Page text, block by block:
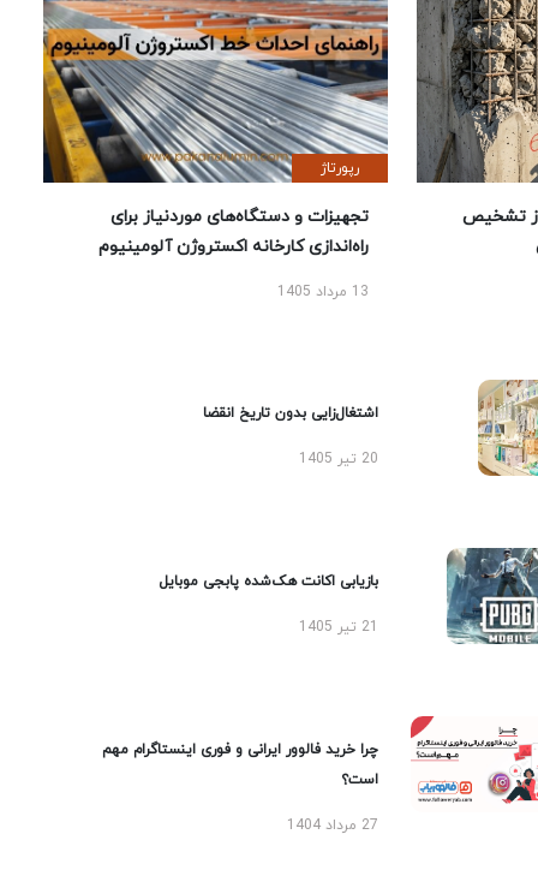
تشخیص
رپورتاژ
تجهیزات و دستگاه‌های موردنیاز برای
راه‌اندازی کارخانه اکستروژن آلومینیوم
13 مرداد 1405
اشتغال‌زایی بدون تاریخ انقضا
20 تیر 1405
بازیابی اکانت هک‌شده پابجی موبایل
چرا خرید فالوور ایرانی و فوری اینستاگرام مهم
است؟
27 مرداد 1404